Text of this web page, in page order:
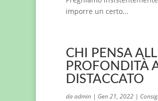
imporre un certo...
CHI PENSA
PROFONDITÀ
DISTACCATO
daadmin | Gen 21, 2022 |